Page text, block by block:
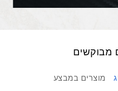
מבוקשים
מוצרים במבצע